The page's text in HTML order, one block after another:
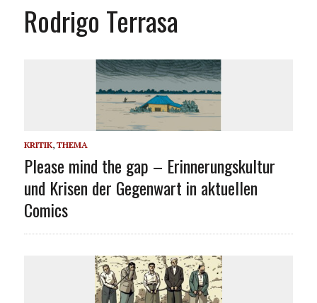
Rodrigo Terrasa
KRITIK, THEMA
Please mind the gap – Erinnerungskultur
und Krisen der Gegenwart in aktuellen
Comics